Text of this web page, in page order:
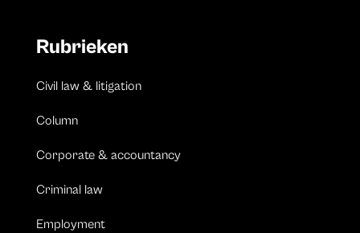
Rubrieken
Civil law & litigation
Column
Corporate & accountancy
Criminal law
Employment